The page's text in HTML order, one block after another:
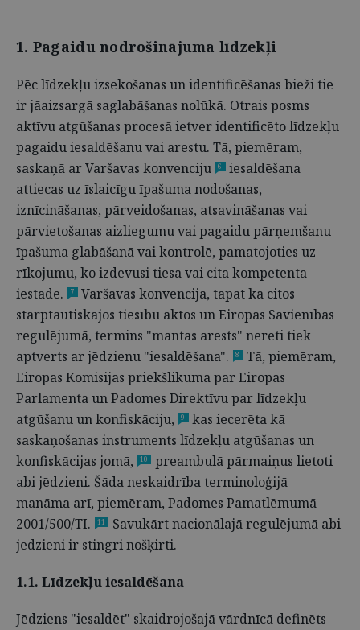
1. Pagaidu nodrošinājuma līdzekļi
Pēc līdzekļu izsekošanas un identificēšanas bieži tie
ir jāaizsargā saglabāšanas nolūkā. Otrais posms
aktīvu atgūšanas procesā ietver identificēto līdzekļu
pagaidu iesaldēšanu vai arestu. Tā, piemēram,
saskaņā ar Varšavas konvenciju
6
iesaldēšana
attiecas uz īslaicīgu īpašuma nodošanas,
iznīcināšanas, pārveidošanas, atsavināšanas vai
pārvietošanas aizliegumu vai pagaidu pārņemšanu
īpašuma glabāšanā vai kontrolē, pamatojoties uz
rīkojumu, ko izdevusi tiesa vai cita kompetenta
iestāde.
7
Varšavas konvencijā, tāpat kā citos
starptautiskajos tiesību aktos un Eiropas Savienības
regulējumā, termins "mantas arests" nereti tiek
aptverts ar jēdzienu "iesaldēšana".
8
Tā, piemēram,
Eiropas Komisijas priekšlikuma par Eiropas
Parlamenta un Padomes Direktīvu par līdzekļu
atgūšanu un konfiskāciju,
9
kas iecerēta kā
saskaņošanas instruments līdzekļu atgūšanas un
konfiskācijas jomā,
10
preambulā pārmaiņus lietoti
abi jēdzieni. Šāda neskaidrība terminoloģijā
manāma arī, piemēram, Padomes Pamatlēmumā
2001/500/TI.
11
Savukārt nacionālajā regulējumā abi
jēdzieni ir stingri nošķirti.
1.1. Līdzekļu iesaldēšana
Jēdziens "iesaldēt" skaidrojošajā vārdnīcā definēts